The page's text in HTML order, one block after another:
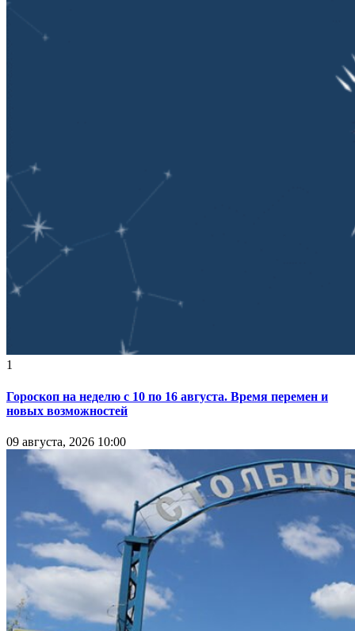
1
Гороскоп на неделю с 10 по 16 августа. Время перемен и
новых возможностей
09 августа, 2026 10:00